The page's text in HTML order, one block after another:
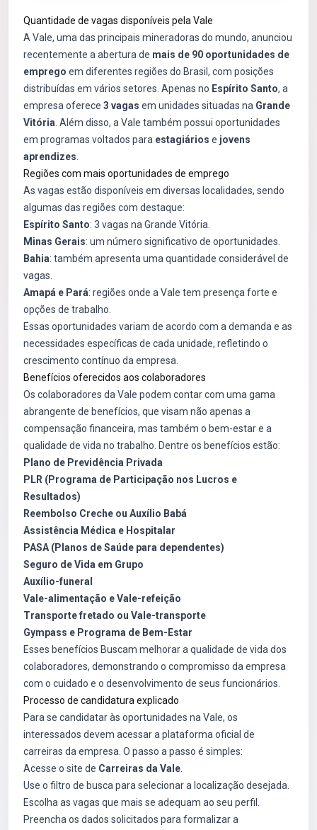
Quantidade de vagas disponíveis pela Vale
A Vale, uma das principais mineradoras do mundo, anunciou
recentemente a abertura de mais de 90 oportunidades de
emprego em diferentes regiões do Brasil, com posições
distribuídas em vários setores. Apenas no Espírito Santo, a
empresa oferece 3 vagas em unidades situadas na Grande
Vitória . Além disso, a Vale também possui oportunidades
em programas voltados para estagiários e jovens
aprendizes
Regiões com mais oportunidades de emprego
As vagas estão disponíveis em diversas localidades, sendo
algumas das regiões com destaque:
Espírito Santo: 3 vagas na Grande Vitória.
Minas Gerais: um número significativo de oportunidades.
Bahia: também apresenta uma quantidade considerável de
vagas.
Amapá e Pará: regiões onde a Vale tem presença forte e
opções de trabalho.
Essas oportunidades variam de acordo com a demanda e as
necessidades específicas de cada unidade, refletindo o
crescimento contínuo da empresa.
Benefícios oferecidos aos colaboradores
Os colaboradores da Vale podem contar com uma gama
abrangente de benefícios, que visam não apenas a
compensação financeira, mas também o bem-estar e a
qualidade de vida no trabalho. Dentre os benefícios estão:
Plano de Previdência Privada
PLR (Programa de Participação nos Lucros e
Resultados)
Reembolso Creche ou Auxílio Babá
Assistência Médica e Hospitalar
PASA (Planos de Saúde para dependentes)
Seguro de Vida em Grupo
Auxílio-funeral
Vale-alimentação e Vale-refeição
Transporte fretado ou Vale-transporte
Gympass e Programa de Bem-Estar
Esses benefícios Buscam melhorar a qualidade de vida dos
colaboradores, demonstrando o compromisso da empresa
com o cuidado e o desenvolvimento de seus funcionários.
Processo de candidatura explicado
Para se candidatar às oportunidades na Vale, os
interessados devem acessar a plataforma oficial de
carreiras da empresa. O passo a passo é simples:
Acesse o site de Carreiras da Vale
Use o filtro de busca para selecionar a localização desejada.
Escolha as vagas que mais se adequam ao seu perfil.
Preencha os dados solicitados para formalizar a